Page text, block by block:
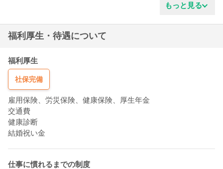
もっと見る
福利厚生・待遇について
福利厚生
社保完備
雇用保険、労災保険、健康保険、厚生年金
交通費
健康診断
結婚祝い金
仕事に慣れるまでの制度